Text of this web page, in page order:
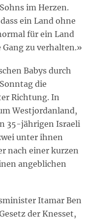
im Herzen.
ein Land ohne
für ein Land
zu verhalten.»
Babys durch
die
Richtung. In
Westjordanland,
35-jährigen Israeli
unter ihnen
nach einer kurzen
angeblichen
Itamar Ben
der Knesset,